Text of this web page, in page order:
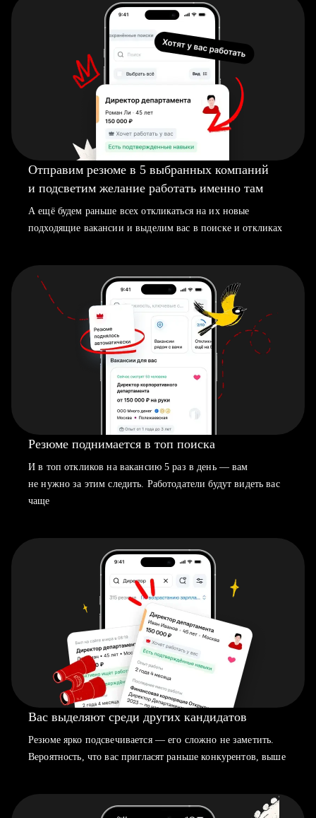
Отправим резюме в 5 выбранных компаний
и подсветим желание работать именно там
А ещё будем раньше всех откликаться на их новые
подходящие вакансии и выделим вас в поиске и откликах
Резюме поднимается в топ поиска
И в топ откликов на вакансию 5 раз в день — вам
не нужно за этим следить. Работодатели будут видеть вас
чаще
Вас выделяют среди других кандидатов
Резюме ярко подсвечивается — его сложно не заметить.
Вероятность, что вас пригласят раньше конкурентов, выше